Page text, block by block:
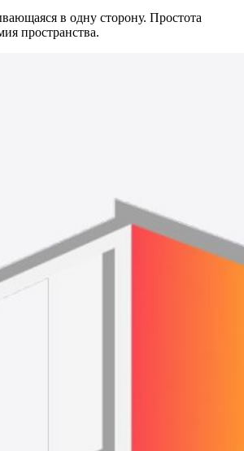
в одну сторону. Простота
пространства.